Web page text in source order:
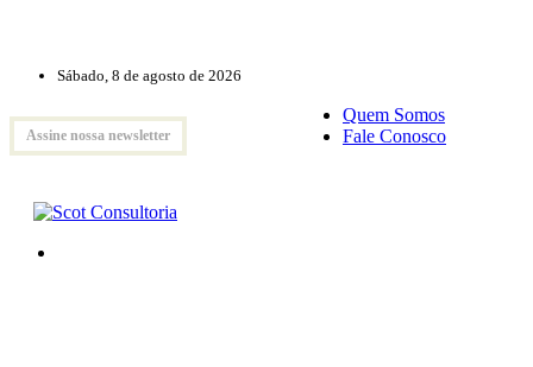
Sábado, 8 de agosto de 2026
Assine nossa newsletter
Quem Somos
Fale Conosco